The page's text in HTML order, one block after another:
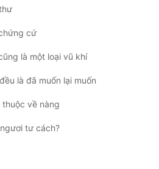
cứ
là một loại vũ khí
là đã muốn lại muốn
thuộc về nàng
tư cách?